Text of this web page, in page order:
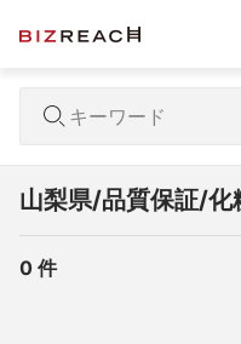
山梨県/品質保証/化
0 件